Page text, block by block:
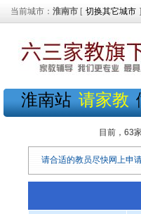
当前城市： 淮南市 [ 切换其它城市
淮南站 请家教
目前，63
请合适的教员尽快网上申